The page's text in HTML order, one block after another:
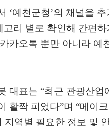
‘예천군청’의 채널을
고리 별로 확인해 간편
카오톡 뿐만 아니라 예
대표는 “최근 관광산업
활짝 피었다”며 “메이
지역별 필요한 정보 및